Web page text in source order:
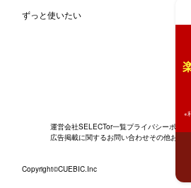
ずっと使いたい
運営会社SELECTor一覧プライバシーポリシ
広告掲載に関するお問い合わせその他お問い
Copyright©CUEBIC.Inc
※